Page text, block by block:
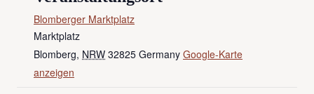
Blomberger Marktplatz
Marktplatz
Blomberg, NRW 32825 Germany Google-Karte
anzeigen